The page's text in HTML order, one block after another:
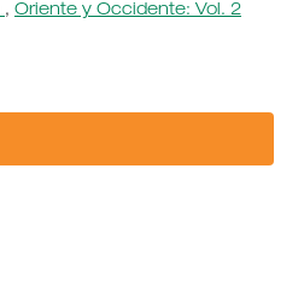
, Oriente y Occidente: Vol. 2